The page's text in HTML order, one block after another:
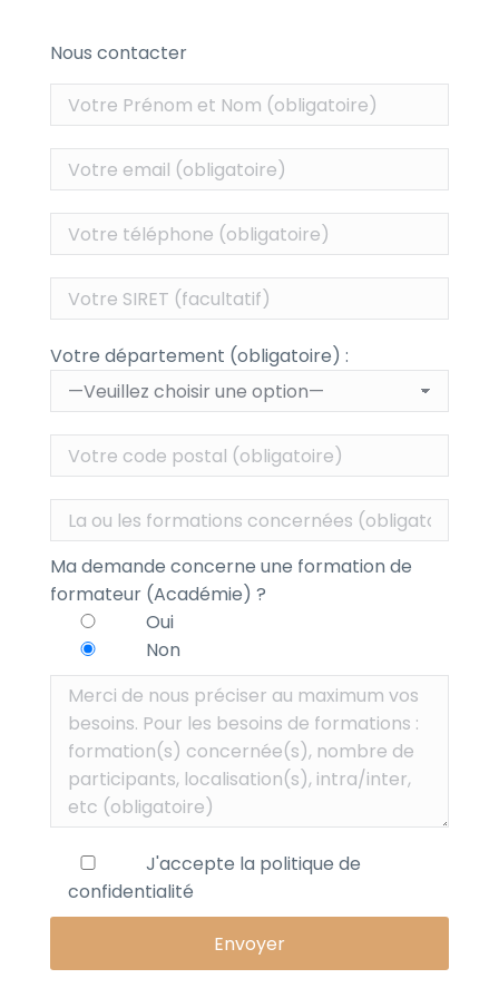
Nous contacter
Votre département (obligatoire) :
Ma demande concerne une formation de
formateur (Académie) ?
Oui
Non
J'accepte la politique de
confidentialité